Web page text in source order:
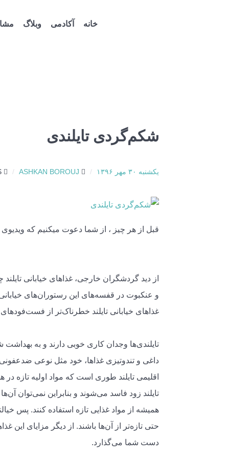
خانه آکادمی وبلاگ
شکم‌گردی تایلندی
یکشنبه ۳۰ مهر ۱۳۹۶ ASHKAN BOROUJ
قبل از هر چیز ، از شما دعوت میکنیم که ویدیوی
از دید گردشگران خارجی، غذاهای خیابانی
و عنکبوت در قفسه‌های این رستوران‌های
غذاهای خیابانی تایلند خطرناک‌تر از
تایلندی‌ها وجدان کاری خوبی دارند و به
داغی و تندوتیزی غذاها، خود مثل نوعی
اقلیمی تایلند طوری است که مواد اولیه
تایلند زود فاسد می‌شوند و بنابراین نمی‌توان
همیشه از مواد غذایی تازه استفاده کنند. پس
حتی تازه‌تر از آن‌ها باشند. از دیگر مزایای
دست شما می‌گذارد.